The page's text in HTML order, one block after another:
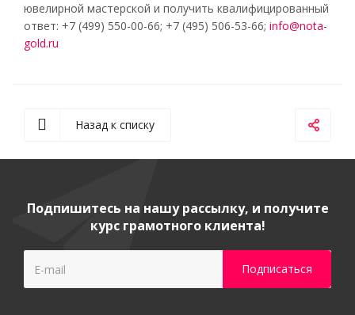
ювелирной мастерской и получить квалифицированный
ответ: +7 (499) 550-00-66; +7 (495) 506-53-66; info@nota-
gold.ru
Назад к списку
Подпишитесь на нашу рассылку, и получите
курс грамотного клиента!